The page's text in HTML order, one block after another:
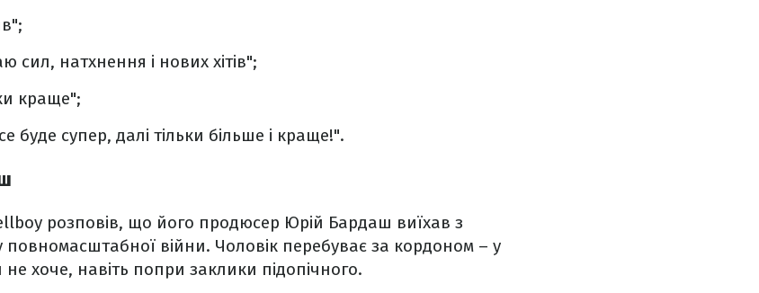
натхнення і нових хітів";
краще";
буде супер, далі тільки більше і краще!".
розповів, що його продюсер Юрій Бардаш виїхав з
війни. Чоловік перебуває за кордоном – у
не хоче, навіть попри заклики підопічного.